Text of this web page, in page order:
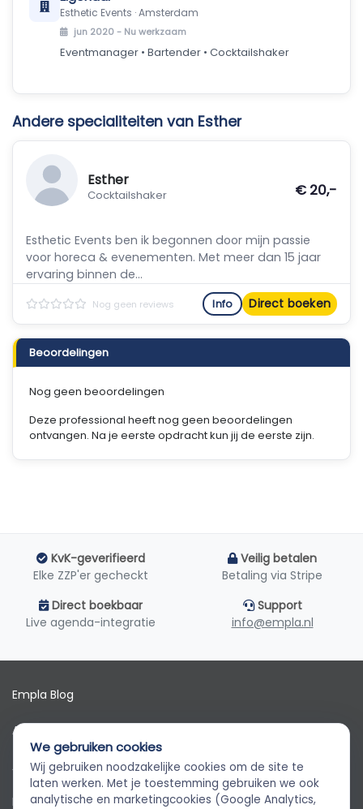
Esthetic Events · Amsterdam
jun 2020 - Nu werkzaam
Eventmanager • Bartender • Cocktailshaker
Andere specialiteiten van Esther
Esther
Cocktailshaker € 20,-
Esthetic Events ben ik begonnen door mijn passie
voor horeca & evenementen. Met meer dan 15 jaar
ervaring binnen de...
Nog geen reviews Info Direct boeken
Beoordelingen
Nog geen beoordelingen
Deze professional heeft nog geen beoordelingen
ontvangen. Na je eerste opdracht kun jij de eerste zijn.
KvK-geverifieerd
Elke ZZP'er gecheckt
Veilig betalen
Betaling via Stripe
Direct boekbaar
Live agenda-integratie
Support
info@empla.nl
Empla Blog
Algemene voorwaarden
AVG
Privacybeleid
Empla Assistent
Altijd beschikbaar, stel een vraag
We gebruiken cookies
Wij gebruiken noodzakelijke cookies om de site te
laten werken. Met je toestemming gebruiken we ook
analytische en marketingcookies (Google Analytics,